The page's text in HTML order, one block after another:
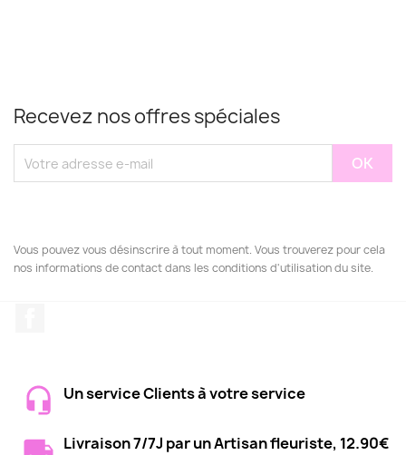
Recevez nos offres spéciales
Vous pouvez vous désinscrire à tout moment. Vous trouverez pour cela
nos informations de contact dans les conditions d'utilisation du site.
Un service Clients à votre service
Livraison 7/7J par un Artisan fleuriste, 12.90€